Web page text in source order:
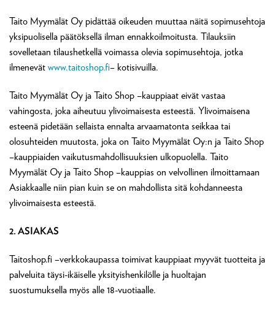
Taito Myymälät Oy pidättää oikeuden muuttaa näitä sopimusehtoja
yksipuolisella päätöksellä ilman ennakkoilmoitusta. Tilauksiin
sovelletaan tilaushetkellä voimassa olevia sopimusehtoja, jotka
ilmenevät www.taitoshop.fi– kotisivuilla.
Taito Myymälät Oy ja Taito Shop –kauppiaat eivät vastaa
vahingosta, joka aiheutuu ylivoimaisesta esteestä. Ylivoimaisena
esteenä pidetään sellaista ennalta arvaamatonta seikkaa tai
olosuhteiden muutosta, joka on Taito Myymälät Oy:n ja Taito Shop
–kauppiaiden vaikutusmahdollisuuksien ulkopuolella. Taito
Myymälät Oy ja Taito Shop –kauppias on velvollinen ilmoittamaan
Asiakkaalle niin pian kuin se on mahdollista sitä kohdanneesta
ylivoimaisesta esteestä.
2. ASIAKAS
Taitoshop.fi –verkkokaupassa toimivat kauppiaat myyvät tuotteita ja
palveluita täysi-ikäiselle yksityishenkilölle ja huoltajan
suostumuksella myös alle 18-vuotiaalle.